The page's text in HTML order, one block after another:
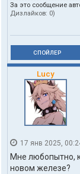
За это сообщение
Дизлайков: 0)
СПОЙЛЕР
Lucy
17 янв 2025,
Мне любопытно,
новом железе?